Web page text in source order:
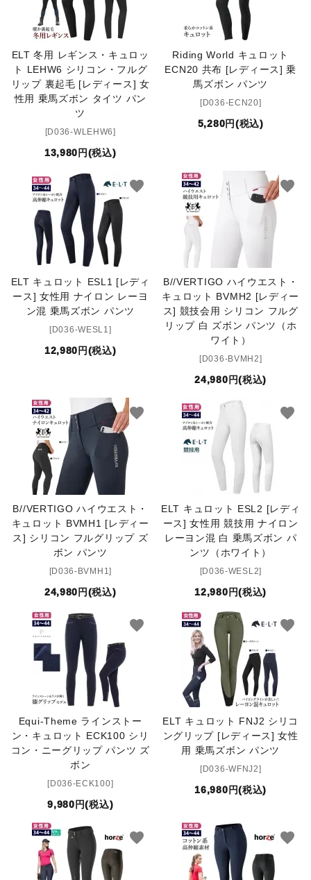
ELT 冬用 レギンス・キュロッ
ト LEHW6 シリコン・フルグ
リップ 裏起毛 [レディース] 女
性用 乗馬ズボン タイツ パン
ツ
[D036-WLEHW6]
13,980円(税込)
Riding World キュロット
ECN20 共布 [レディース] 乗
馬ズボン パンツ
[D036-ECN20]
5,280円(税込)
ELT キュロット ESL1 [レディ
ース] 女性用 ナイロン レーヨ
ン混 乗馬ズボン パンツ
[D036-WESL1]
12,980円(税込)
favorite
B//VERTIGO ハイウエスト・
キュロット BVMH2 [レディー
ス] 競技会用 シリコン フルグ
リップ 白 ズボン パンツ（ホ
ワイト）
[D036-BVMH2]
24,980円(税込)
favorite
B//VERTIGO ハイウエスト・
キュロット BVMH1 [レディー
ス] シリコン フルグリップ ズ
ボン パンツ
[D036-BVMH1]
24,980円(税込)
favorite
ELT キュロット ESL2 [レディ
ース] 女性用 競技用 ナイロン
レーヨン混 白 乗馬ズボン パ
ンツ（ホワイト）
[D036-WESL2]
12,980円(税込)
favorite
Equi-Theme ラインストー
ン・キュロット ECK100 シリ
コン・ニーグリップ パンツ ズ
ボン
[D036-ECK100]
9,980円(税込)
favorite
ELT キュロット FNJ2 シリコ
ングリップ [レディース] 女性
用 乗馬ズボン パンツ
[D036-WFNJ2]
16,980円(税込)
favorite
favorite favorite